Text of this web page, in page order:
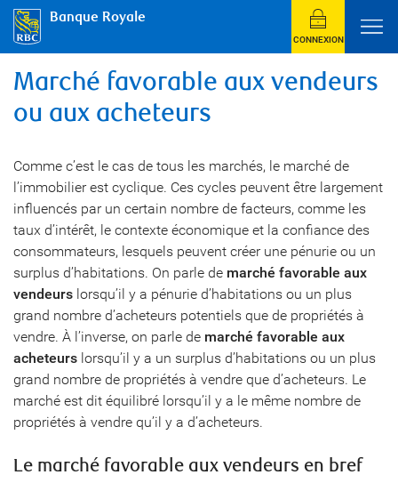
Banque Royale
CONNEXION
Marché favorable aux vendeurs
ou aux acheteurs
Comme c’est le cas de tous les marchés, le marché de
l’immobilier est cyclique. Ces cycles peuvent être largement
influencés par un certain nombre de facteurs, comme les
taux d’intérêt, le contexte économique et la confiance des
consommateurs, lesquels peuvent créer une pénurie ou un
surplus d’habitations. On parle de marché favorable aux
vendeurs lorsqu’il y a pénurie d’habitations ou un plus
grand nombre d’acheteurs potentiels que de propriétés à
vendre. À l’inverse, on parle de marché favorable aux
acheteurs lorsqu’il y a un surplus d’habitations ou un plus
grand nombre de propriétés à vendre que d’acheteurs. Le
marché est dit équilibré lorsqu’il y a le même nombre de
propriétés à vendre qu’il y a d’acheteurs.
Le marché favorable aux vendeurs en bref